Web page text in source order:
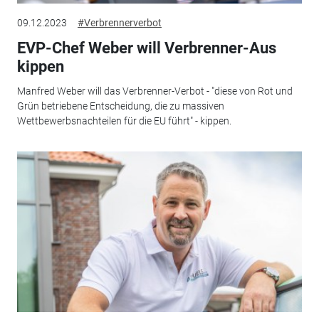
09.12.2023 #Verbrennerverbot
EVP-Chef Weber will Verbrenner-Aus
kippen
Manfred Weber will das Verbrenner-Verbot - "diese von Rot und
Grün betriebene Entscheidung, die zu massiven
Wettbewerbsnachteilen für die EU führt" - kippen.